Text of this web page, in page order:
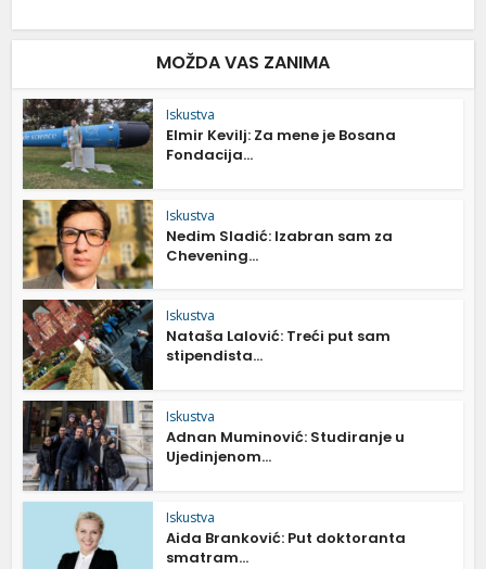
MOŽDA VAS ZANIMA
Iskustva
Elmir Kevilj: Za mene je Bosana
Fondacija...
Iskustva
Nedim Sladić: Izabran sam za
Chevening...
Iskustva
Nataša Lalović: Treći put sam
stipendista...
Iskustva
Adnan Muminović: Studiranje u
Ujedinjenom...
Iskustva
Aida Branković: Put doktoranta
smatram...